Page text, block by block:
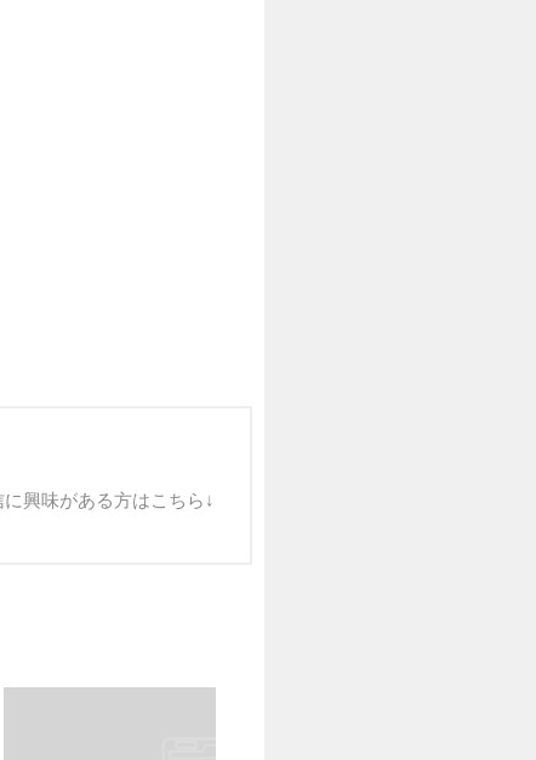
興味がある方はこちら↓